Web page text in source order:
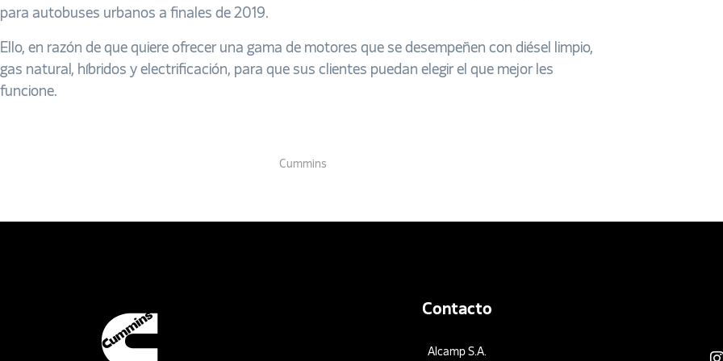
para autobuses urbanos a finales de 2019.
Ello, en razón de que quiere ofrecer una gama de motores que se desempeñen con diésel limpio,
gas natural, híbridos y electrificación, para que sus clientes puedan elegir el que mejor les
funcione.
Cummins
Contacto
Alcamp S.A.